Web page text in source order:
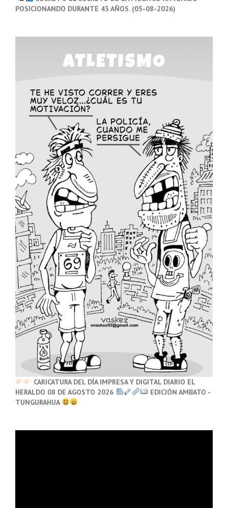
POSICIONANDO DURANTE 43 AÑOS. (05-08-2026)
CARICATURA DEL DÍA IMPRESA Y DIGITAL DIARIO EL
HERALDO 08 DE AGOSTO 2026
EDICIÓN AMBATO -
TUNGURAHUA